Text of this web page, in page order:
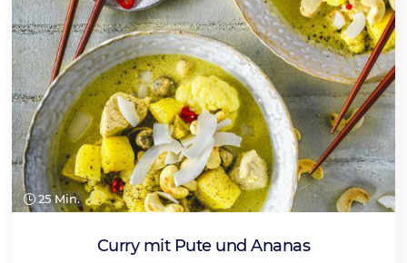
25 Min.
Curry mit Pute und Ananas